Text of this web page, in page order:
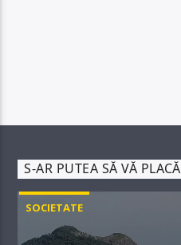
S-AR PUTEA SĂ VĂ PLACĂ
SOCIETATE